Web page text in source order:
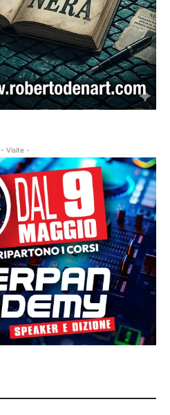
- Visite -